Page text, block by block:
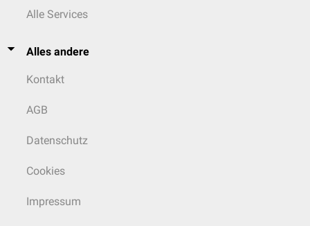
Alle Services
Alles andere
Kontakt
AGB
Datenschutz
Cookies
Impressum